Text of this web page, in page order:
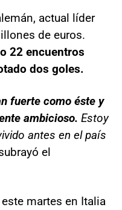
actual líder
de euros.
22 encuentros
dos goles.
fuerte como éste y
ambicioso. Estoy
antes en el país
el
martes en Italia